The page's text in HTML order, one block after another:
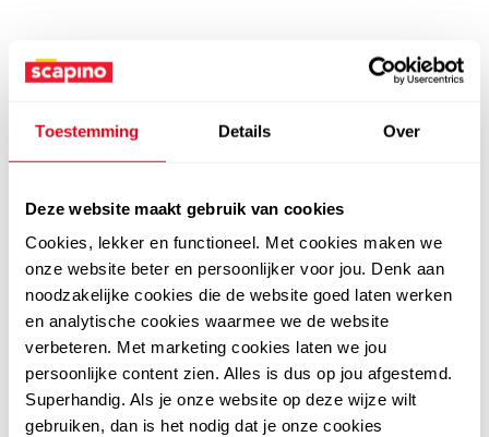
Toestemming Details Over
Deze website maakt gebruik van cookies
Cookies, lekker en functioneel. Met cookies maken we
onze website beter en persoonlijker voor jou. Denk aan
noodzakelijke cookies die de website goed laten werken
en analytische cookies waarmee we de website
verbeteren. Met marketing cookies laten we jou
persoonlijke content zien. Alles is dus op jou afgestemd.
Superhandig. Als je onze website op deze wijze wilt
gebruiken, dan is het nodig dat je onze cookies